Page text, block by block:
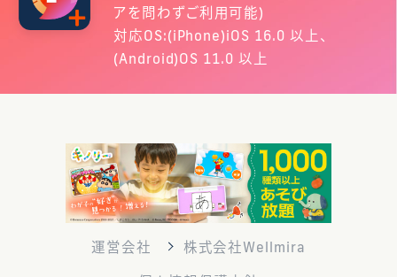
アを問わずご利用可能)
対応OS:(iPhone)iOS 16.0 以上、
(Android)OS 11.0 以上
運営会社
株式会社Wellmira